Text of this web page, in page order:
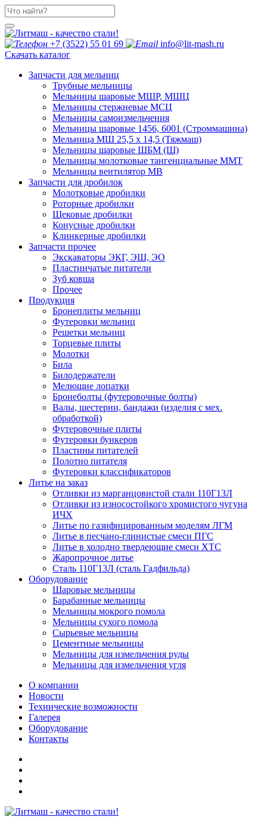
+7 (3522) 55 01 69
info@lit-mash.ru
Скачать каталог
Запчасти для мельниц
Трубные мельницы
Мельницы шаровые МШР, МШЦ
Мельницы стержневые МСЦ
Мельницы самоизмельчения
Мельницы шаровые 1456, 6001 (Строммашина)
Мельница МШ 25,5 х 14,5 (Тяжмаш)
Мельницы шаровые ШБМ (Ш)
Мельницы молотковые тангенциальные ММТ
Мельницы вентилятор МВ
Запчасти для дробилок
Молотковые дробилки
Роторные дробилки
Щековые дробилки
Конусные дробилки
Клинкерные дробилки
Запчасти прочее
Экскаваторы ЭКГ, ЭШ, ЭО
Пластинчатые питатели
Зуб ковша
Прочее
Продукция
Бронеплиты мельниц
Футеровки мельниц
Решетки мельниц
Торцевые плиты
Молотки
Била
Билодержатели
Мелющие лопатки
Бронеболты (футеровочные болты)
Валы, шестерни, бандажи (изделия с мех.
обработкой)
Футеровочные плиты
Футеровки бункеров
Пластины питателей
Полотно питателя
Футеровки классификаторов
Литье на заказ
Отливки из марганцовистой стали 110Г13Л
Отливки из износостойкого хромистого чугуна
ИЧХ
Литье по газифицированным моделям ЛГМ
Литье в песчано-глинистые смеси ПГС
Литье в холодно твердеющие смеси ХТС
Жаропрочное литье
Сталь 110Г13Л (сталь Гадфильда)
Оборудование
Шаровые мельницы
Барабанные мельницы
Мельницы мокрого помола
Мельницы сухого помола
Сырьевые мельницы
Цементные мельницы
Мельницы для измельчения руды
Мельницы для измельчения угля
О компании
Новости
Технические возможности
Галерея
Оборудование
Контакты